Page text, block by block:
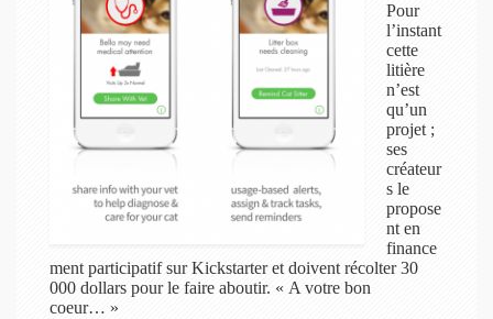
Pour
l’instant
cette
litière
n’est
qu’un
projet ;
ses
créateur
s le
propose
nt en
finance
ment participatif sur Kickstarter et doivent récolter 30
000 dollars pour le faire aboutir. « A votre bon
coeur… »